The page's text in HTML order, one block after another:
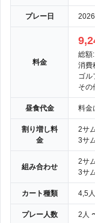
プレー日
料金
総額
消費
ゴル
その
昼食代金 料金
割り増し料
金
2サ
3サ
組み合わせ
2サ
3サ
カート種類 4,5
プレー人数 2人